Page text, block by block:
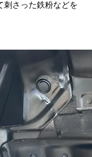
刺さった鉄粉などを